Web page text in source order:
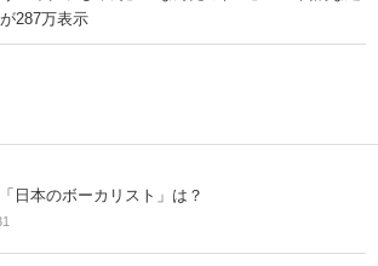
287万表示
日本のボーカリスト」は？